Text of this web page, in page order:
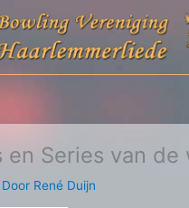
en Series van de
René Duijn